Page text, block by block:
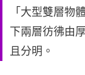
「大型雙層物
下兩層彷彿由
且分明。